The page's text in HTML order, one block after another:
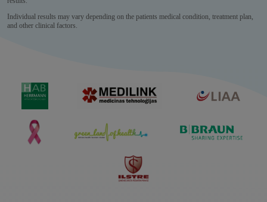
Individual results may vary depending on the patients medical condition, treatment plan,
and other clinical factors.